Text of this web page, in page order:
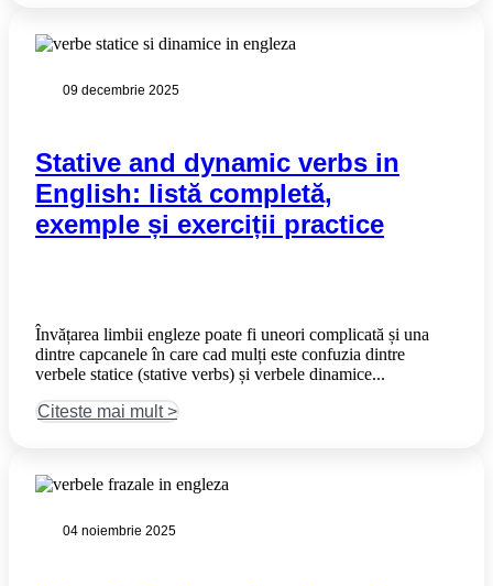
09 decembrie 2025
Stative and dynamic verbs in
English: listă completă,
exemple și exerciții practice
Învățarea limbii engleze poate fi uneori complicată și una
dintre capcanele în care cad mulți este confuzia dintre
verbele statice (stative verbs) și verbele dinamice...
Citeste mai mult >​
04 noiembrie 2025